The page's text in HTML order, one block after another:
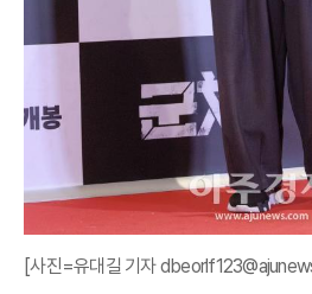
[사진=유대길 기자